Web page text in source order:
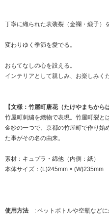
丁寧に織られた表装裂（金襴・緞子）
変わりゆく季節を愛でる。
おもてなしの心を設える。
インテリアとして親しみ、お楽しみく
【文様：竹屋町唐花（たけやまちから
竹屋町刺繍を織物で表現。竹屋町裂と
金紗の一つで、京都の竹屋町で作り始
た事がその名の由来。
素材：キュプラ・綿他（内側：紙）
本体サイズ：(L)245mm × (W)235mm
使用方法 : ペットボトルや空瓶など